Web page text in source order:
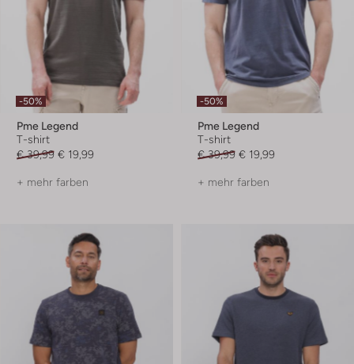
-50%
Pme Legend
T-shirt
€ 39,99 € 19,99
+ mehr farben
-50%
Pme Legend
T-shirt
€ 39,99 € 19,99
+ mehr farben